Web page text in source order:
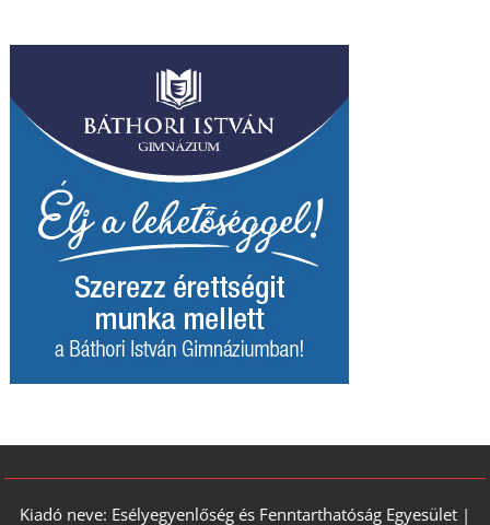
Kiadó neve: Esélyegyenlőség és Fenntarthatóság Egyesület |